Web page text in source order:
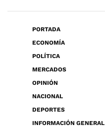
PORTADA
ECONOMÍA
POLÍTICA
MERCADOS
OPINIÓN
NACIONAL
DEPORTES
INFORMACIÓN GENERAL